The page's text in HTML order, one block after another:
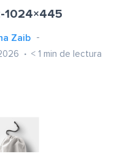
1024×445
Zaib
< 1 min de lectura